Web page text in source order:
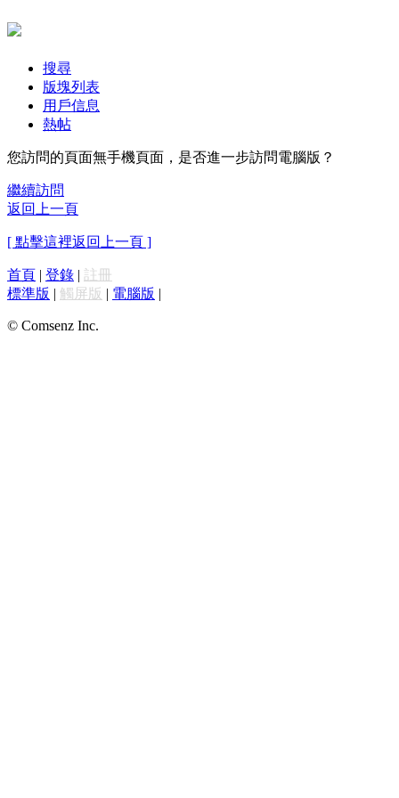
搜尋
版塊列表
用戶信息
熱帖
您訪問的頁面無手機頁面，是否進一步訪問電腦版？
繼續訪問
返回上一頁
[ 點擊這裡返回上一頁 ]
首頁 | 登錄 | 註冊
標準版 | 觸屏版 | 電腦版 |
© Comsenz Inc.